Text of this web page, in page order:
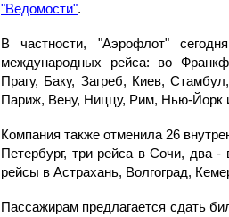
"Ведомости".
В частности, "Аэрофлот"
международных рейса: во
Прагу, Баку, Загреб, Киев,
Париж, Вену, Ниццу, Рим, Нью-Йорк
Компания также отменила 26
Петербург, три рейса в Сочи, два -
рейсы в Астрахань, Волгоград,
Пассажирам предлагается сдать